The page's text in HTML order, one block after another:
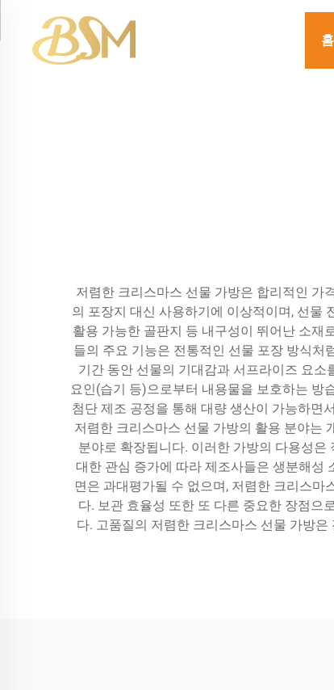
저렴한 크리스마스 선물 가방은 합리적인 가
의 포장지 대신 사용하기에 이상적이며, 선물
활용 가능한 골판지 등 내구성이 뛰어난 소재
들의 주요 기능은 전통적인 선물 포장 방식처
기간 동안 선물의 기대감과 서프라이즈 요
요인(습기 등)으로부터 내용물을 보호하는 방
첨단 제조 공정을 통해 대량 생산이 가능하면
저렴한 크리스마스 선물 가방의 활용 분야는
분야로 확장됩니다. 이러한 가방의 다용성
대한 관심 증가에 따라 제조사들은 생분해성
면은 과대평가될 수 없으며, 저렴한 크리스
다. 보관 효율성 또한 또 다른 중요한 장점으
다. 고품질의 저렴한 크리스마스 선물 가방